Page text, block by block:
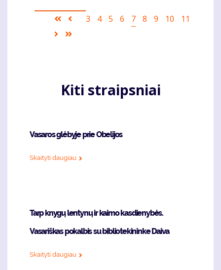
Pagination
First
page
Ankstesnis
Puslapis
3 Puslapis
4 Puslapis
5 Puslapis
6
Current
7 Puslapis
8 Puslapis
9 Puslapis
10 Puslapis
11
Sekantis
Kiti straipsniai
Vasaros glėbyje prie Obelijos
Skaityti daugiau
Tarp knygų lentynų ir kaimo kasdienybės.
Vasariškas pokalbis su bibliotekininke Daiva
Skaityti daugiau